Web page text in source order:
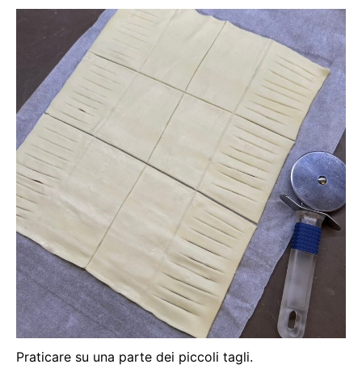
Praticare su una parte dei piccoli tagli.